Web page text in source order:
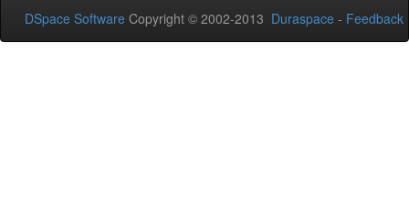
DSpace Software Copyright © 2002-2013 Duraspace - Feedback